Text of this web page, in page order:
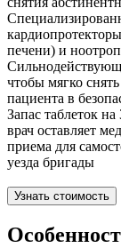
печени) и
чтобы мягко
пациента в
Запас таблеток на
врач оставляет
приема для
уезда бригады
Узнать стоимость